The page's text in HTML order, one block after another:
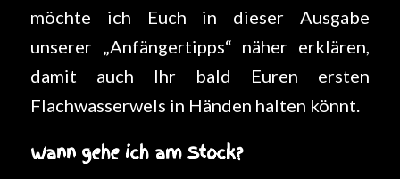
möchte ich Euch in dieser Ausgabe
unserer „Anfängertipps“ näher erklären,
damit auch Ihr bald Euren ersten
Flachwasserwels in Händen halten könnt.
Wann gehe ich am Stock?